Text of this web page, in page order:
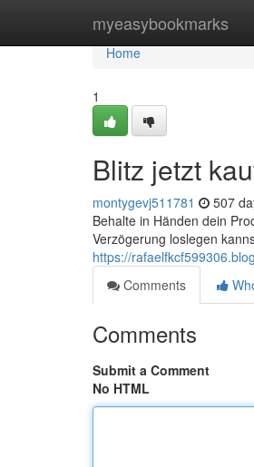
myeasybookmarks
Home
Home
1
Blitz jetzt
montygevj511781 507
Behalte in Händen dein
Verzögerung loslegen
https://
Comments
Comments
Submit a Comment
No HTML